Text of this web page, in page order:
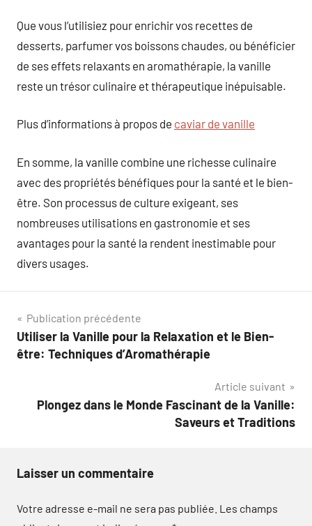
Que vous l’utilisiez pour enrichir vos recettes de
desserts, parfumer vos boissons chaudes, ou bénéficier
de ses effets relaxants en aromathérapie, la vanille
reste un trésor culinaire et thérapeutique inépuisable.
Plus d’informations à propos de caviar de vanille
En somme, la vanille combine une richesse culinaire
avec des propriétés bénéfiques pour la santé et le bien-
être. Son processus de culture exigeant, ses
nombreuses utilisations en gastronomie et ses
avantages pour la santé la rendent inestimable pour
divers usages.
Navigation
de
Publication précédente
Utiliser la Vanille pour la Relaxation et le Bien-
être: Techniques d’Aromathérapie
Article suivant
Plongez dans le Monde Fascinant de la Vanille:
Saveurs et Traditions
Laisser un commentaire
Votre adresse e-mail ne sera pas publiée. Les champs